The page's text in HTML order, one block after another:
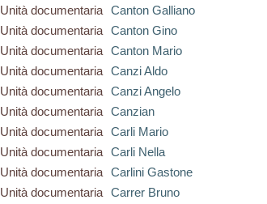
Unità documentaria
Canton Galliano
Unità documentaria
Canton Gino
Unità documentaria
Canton Mario
Unità documentaria
Canzi Aldo
Unità documentaria
Canzi Angelo
Unità documentaria
Canzian
Unità documentaria
Carli Mario
Unità documentaria
Carli Nella
Unità documentaria
Carlini Gastone
Unità documentaria
Carrer Bruno